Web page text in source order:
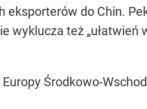
eksporterów do Chin.
wyklucza też „ułatwień
Środkowo-